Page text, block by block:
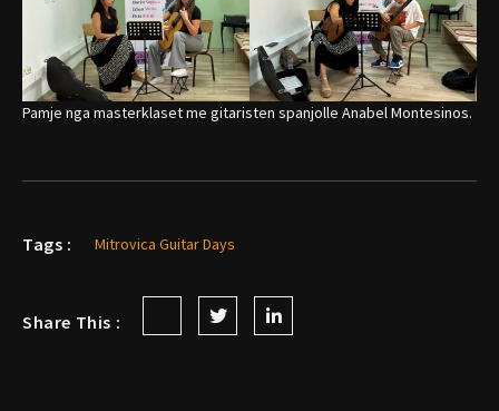
Pamje nga masterklaset me gitaristen spanjolle Anabel Montesinos.
Tags : Mitrovica Guitar Days
Share This :